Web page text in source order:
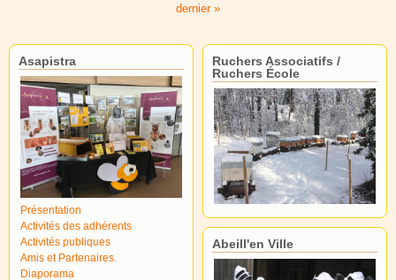
dernier »
Asapistra
Présentation
Activités des adhérents
Activités publiques
Amis et Partenaires.
Diaporama
Ruchers Associatifs /
Ruchers École
Abeill'en Ville